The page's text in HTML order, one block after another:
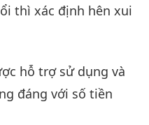
thì xác định hên xui
hỗ trợ sử dụng và
đáng với số tiền